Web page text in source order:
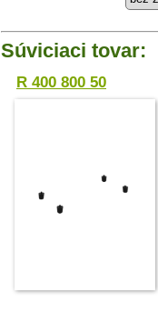
Súviciaci tovar:
R 400 800 50